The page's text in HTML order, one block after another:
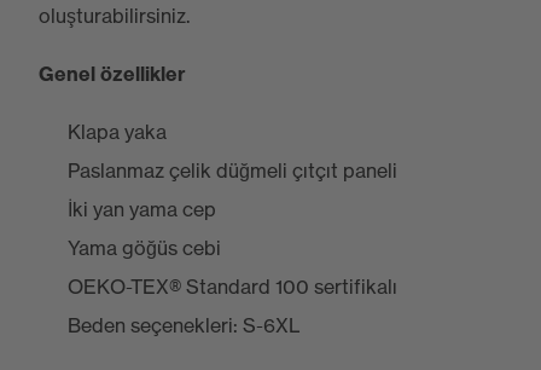
oluşturabilirsiniz.
Genel özellikler
Klapa yaka
Paslanmaz çelik düğmeli çıtçıt paneli
İki yan yama cep
Yama göğüs cebi
OEKO-TEX® Standard 100 sertifikalı
Beden seçenekleri: S-6XL